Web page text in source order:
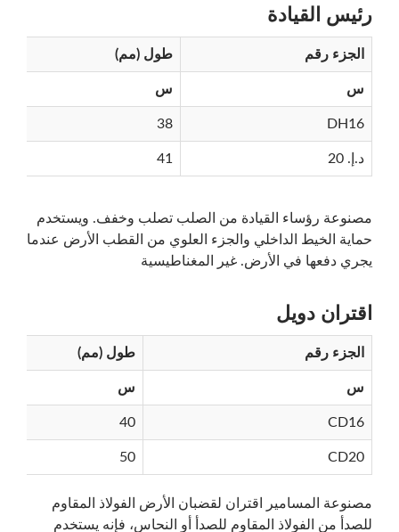
رئيس القيادة
الجزء رقم طول (مم)
س س
DH16
38
د.إ. 20 41
مصنوعة رؤساء القيادة من الصلب تصلب وخفف. ويستخدم
حماية الخيط الداخلي والجزء العلوي من القطب الأرض عندما
يجري دفعها في الأرض. غير المغناطيسية
اقتران دويل
الجزء رقم طول (مم)
س س
CD16
40
CD20
50
مصنوعة المسامير اقتران لقضبان الأرض الفولاذ المقاوم
للصدأ من الفولاذ المقاوم للصدأ أو النحاس، فإنه يستخدم